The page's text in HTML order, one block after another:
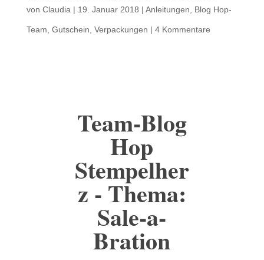
von Claudia | 19. Januar 2018 | Anleitungen Blog Hop-
Team Gutschein Verpackungen | 4 Kommentare
Team-Blog
Hop
Stempelher
z - Thema:
Sale-a-
Bration